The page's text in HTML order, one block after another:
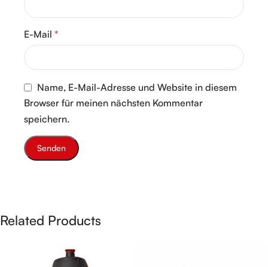
E-Mail *
Name, E-Mail-Adresse und Website in diesem
Browser für meinen nächsten Kommentar
speichern.
Related Products